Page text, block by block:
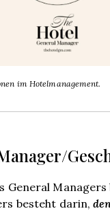
im Hotelmanagement.
General Managers
besteht darin,